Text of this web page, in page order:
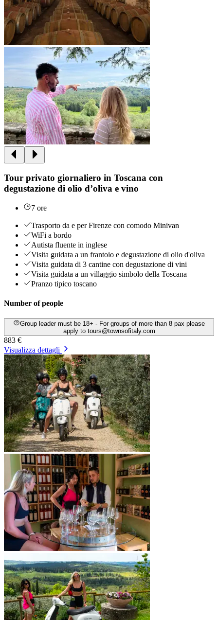
Tour privato giornaliero in Toscana con
degustazione di olio d’oliva e vino
7 ore
Trasporto da e per Firenze con comodo Minivan
WiFi a bordo
Autista fluente in inglese
Visita guidata a un frantoio e degustazione di olio d'oliva
Visita guidata di 3 cantine con degustazione di vini
Visita guidata a un villaggio simbolo della Toscana
Pranzo tipico toscano
Number of people
Group leader must be 18+ - For groups of more than 8 pax please
apply to tours@townsofitaly.com
883 €
Visualizza dettagli